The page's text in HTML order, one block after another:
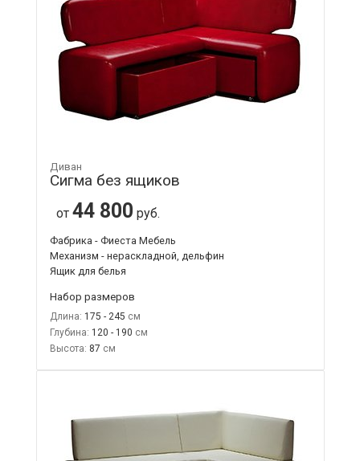
Диван
Сигма без ящиков
от 44 800 руб.
Фабрика - Фиеста Мебель
Механизм - нераскладной, дельфин
Ящик для белья
Набор размеров
Длина: 175 - 245
Глубина: 120 - 190
Высота: 87